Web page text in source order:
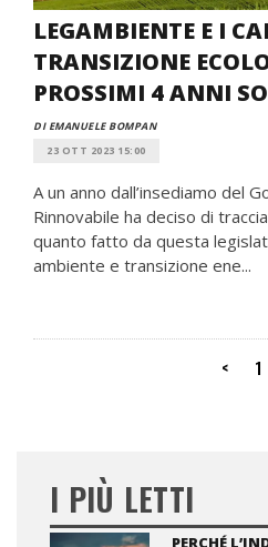
LEGAMBIENTE E I
TRANSIZIONE
PROSSIMI 4 ANNI
DI EMANUELE BOMPAN
23 OTT 2023 15:00
A un anno dall’insediamo del
Rinnovabile ha deciso di
quanto fatto da questa
ambiente e transizione ene...
< 1
I PIÙ LETTI
PERCHÉ